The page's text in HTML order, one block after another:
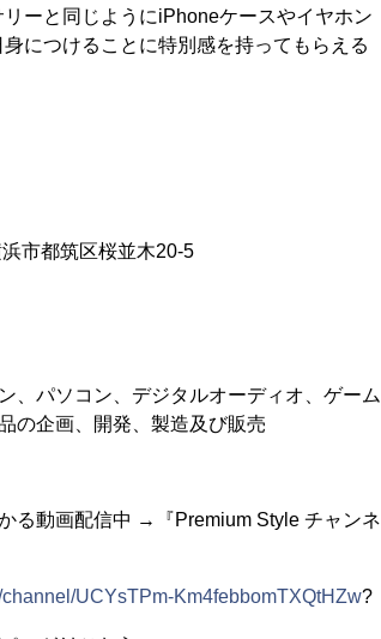
ーと同じようにiPhoneケースやイヤホン
につけることに特別感を持ってもらえる
市都筑区桜並木20-5
、パソコン、デジタルオーディオ、ゲーム
の企画、開発、製造及び販売
る動画配信中 →『Premium Style チャンネ
UCYsTPm-Km4febbomTXQtHZw?